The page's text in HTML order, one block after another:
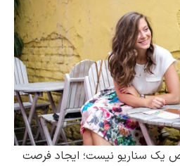
یک سناریو نیست؛ ایجاد فرصت